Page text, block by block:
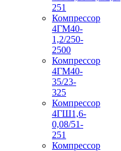
251
Компрессор
4ГМ40-
1,2/250-
2500
Компрессор
4ГМ40-
35/23-
325
Компрессор
4ГШ1,6-
0,08/51-
251
Компрессор